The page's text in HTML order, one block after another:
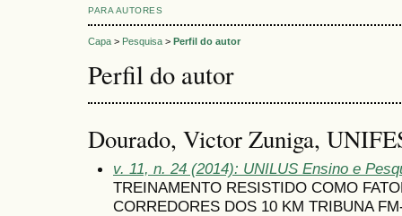
PARA AUTORES
Capa > Pesquisa > Perfil do autor
Perfil do autor
Dourado, Victor Zuniga,
v. 11, n. 24 (2014): UNILUS Ensino e
TREINAMENTO RESISTIDO COMO
CORREDORES DOS 10 KM TRIBUNA